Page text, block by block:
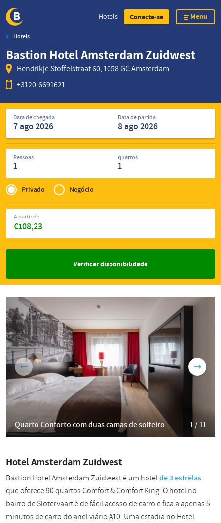
Skip
main
content
Hotels Conecte-se Menu
Hotels
Bastion Hotel Amsterdam Zuidwest
Hendrikje Stoffelstraat 60, 1058 GC Amsterdam
+3120-6691621
Pesquisar
hotéisData de chegada Data de partida
Pessoas
1
quartos
1
Privé
of
Zakelijk
Privado Negócio
€108,23
A partir de
Verificar disponibilidade
Quarto Conforto com duas camas de solteiro 1 / 11
Hotel Amsterdam Zuidwest
Bastion Hotel Amsterdam Zuidwest é um hotelde 3 estrelas
que oferece 90 quartos Comfort & Comfort King. O hotel no
bairro de Slotervaart é de fácil acesso de carro e fica a apenas 5
minutos de carro do anel viário A10. Uma estadia no Hotel